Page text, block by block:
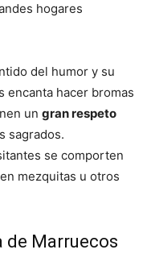
hogares
del humor y su
encanta hacer bromas
un gran respeto
sagrados.
se comporten
mezquitas u otros
de Marruecos